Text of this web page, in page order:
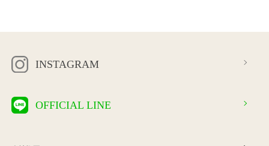
INSTAGRAM
OFFICIAL LINE